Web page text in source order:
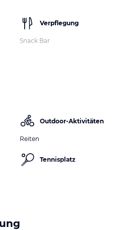
Verpflegung
Snack Bar
Outdoor-Aktivitäten
Reiten
Tennisplatz